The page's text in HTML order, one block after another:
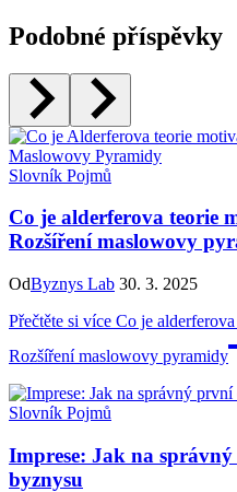
Podobné příspěvky
Slovník Pojmů
Co je alderferova teorie
Rozšíření maslowovy
OdByznys Lab 30. 3. 2025
Přečtěte si více Co je
Rozšíření maslowovy pyramidy
Slovník Pojmů
Imprese: Jak na
byznysu